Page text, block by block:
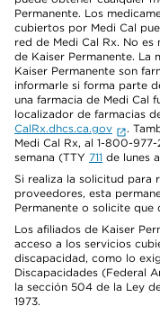
Permanente. Los
cubiertos por Medi Cal
red de Medi Cal Rx. No es
de Kaiser Permanente. La
Kaiser Permanente son
informarle si forma parte
una farmacia de Medi Cal
localizador de farmacias
CalRx.dhcs.ca.gov
.
Medi Cal Rx, al 1-800-
semana (TTY 711 de lunes
Si realiza la solicitud para
proveedores, esta
Permanente o solicite que
Los afiliados de Kaiser
acceso a los servicios
discapacidad, como lo
Discapacidades (Federal
la sección 504 de la Ley
1973.